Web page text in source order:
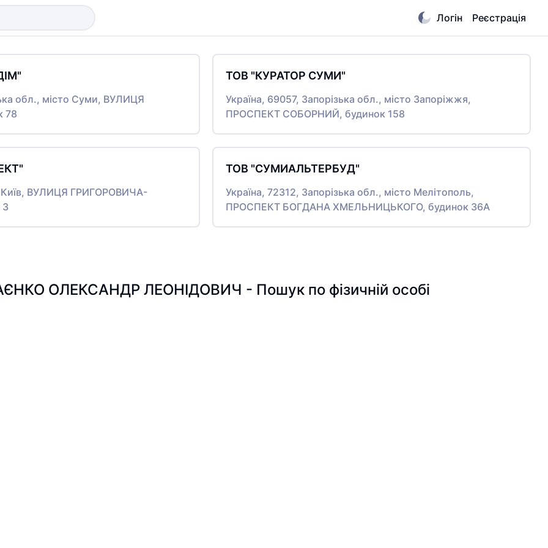
Логін Реєстрація
обл., місто Суми, ВУЛИЦЯ
78
ТОВ "КУРАТОР СУМИ"
Україна, 69057, Запорізька обл., місто Запоріжжя,
ПРОСПЕКТ СОБОРНИЙ, будинок 158
Київ, ВУЛИЦЯ ГРИГОРОВИЧА-
3
ТОВ "СУМИАЛЬТЕРБУД"
Україна, 72312, Запорізька обл., місто Мелітополь,
ПРОСПЕКТ БОГДАНА ХМЕЛЬНИЦЬКОГО, будинок 36А
ОЛЕКСАНДР ЛЕОНІДОВИЧ - Пошук по фізичній особі